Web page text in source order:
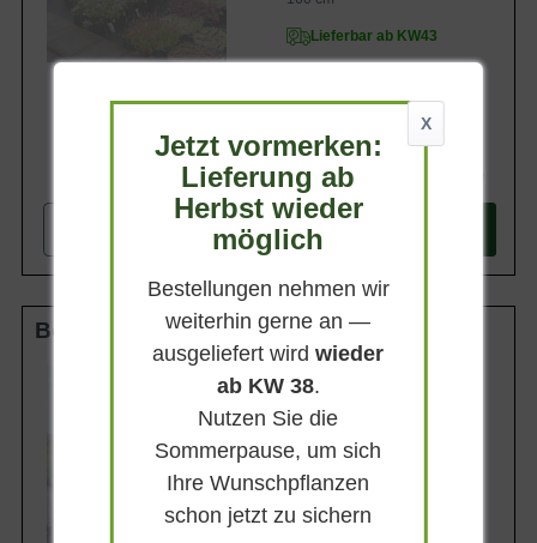
Lieferbar ab KW43
In den
Boden-Spalier 18-20 StU m. Db.
50 cm
Gesamthöhe
Spalierhöhe
160 cm
Spalierbreite
X
Jetzt vormerken:
Lieferung ab
Herbst wieder
möglich
Bestellungen nehmen wir
weiterhin gerne an —
ausgeliefert wirdwieder
ab KW 38.
Nutzen Sie die
Sommerpause, um sich
Ihre Wunschpflanzen
schon jetzt zu sichern